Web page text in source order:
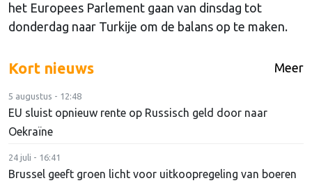
het Europees Parlement gaan van dinsdag tot
donderdag naar Turkije om de balans op te maken.
Kort nieuws Meer
5 augustus - 12:48
EU sluist opnieuw rente op Russisch geld door naar
Oekraïne
24 juli - 16:41
Brussel geeft groen licht voor uitkoopregeling van boeren